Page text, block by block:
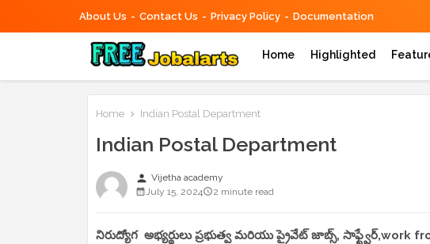
About Us Contact Us Privacy Policy Documentation
Home Highlighted
Home Indian Postal Department
Indian Postal Department
person Vijetha academy
July 15, 2024
2 minute read
నిరుద్యోగ అభ్యర్థులు ప్రభుత్వ మరియు ప్రైవేట్ జాబ్స్,